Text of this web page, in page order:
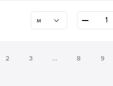
м
2 3 … 8 9